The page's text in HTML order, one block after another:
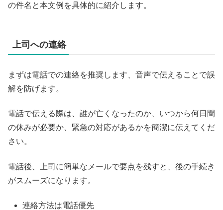
の件名と本文例を具体的に紹介します。
上司への連絡
まずは電話での連絡を推奨します、音声で伝えることで誤
解を防げます。
電話で伝える際は、誰が亡くなったのか、いつから何日間
の休みが必要か、緊急の対応があるかを簡潔に伝えてくだ
さい。
電話後、上司に簡単なメールで要点を残すと、後の手続き
がスムーズになります。
連絡方法は電話優先